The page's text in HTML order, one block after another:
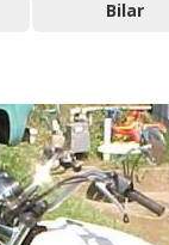
Bilar